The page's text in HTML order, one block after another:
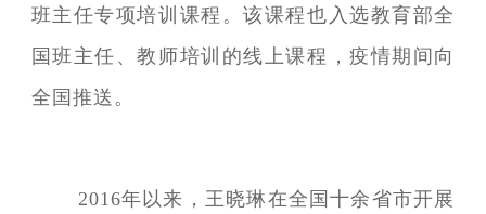
班主任专项培训课程。该课程也入选教育部全
国班主任、教师培训的线上课程，疫情期间向
全国推送。
2016年以来，王晓琳在全国十余省市开展